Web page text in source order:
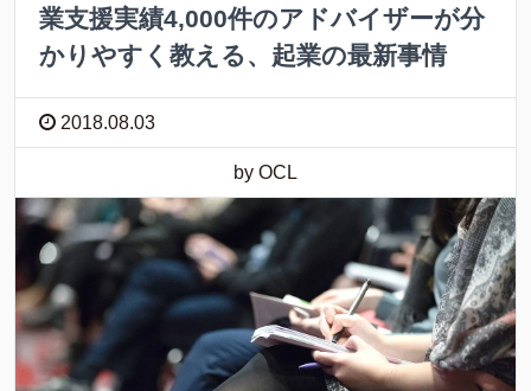
業支援実績4,000件のアドバイザーが分
かりやすく教える、起業の最新事情
2018.08.03
by OCL